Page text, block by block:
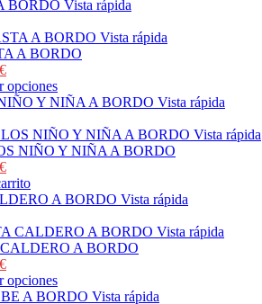
Vista rápida
Vista rápida
A BORDO
€
opciones
Vista rápida
Vista rápida
NIÑO Y NIÑA A BORDO
€
Vista rápida
Vista rápida
A BORDO
€
opciones
Vista rápida